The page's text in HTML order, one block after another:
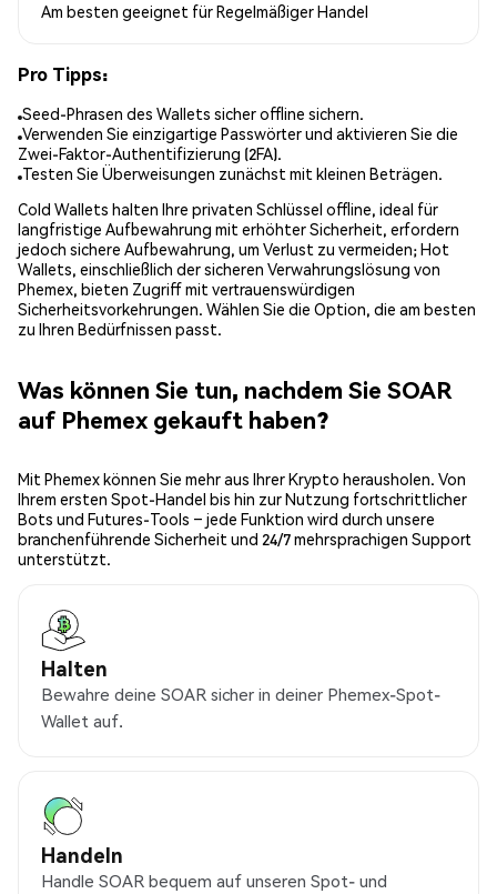
Am besten geeignet fürRegelmäßiger Handel
Pro Tipps:
Seed-Phrasen des Wallets sicher offline sichern.
Verwenden Sie einzigartige Passwörter und aktivieren Sie die
Zwei-Faktor-Authentifizierung (2FA).
Testen Sie Überweisungen zunächst mit kleinen Beträgen.
Cold Wallets halten Ihre privaten Schlüssel offline, ideal für
langfristige Aufbewahrung mit erhöhter Sicherheit, erfordern
jedoch sichere Aufbewahrung, um Verlust zu vermeiden; Hot
Wallets, einschließlich der sicheren Verwahrungslösung von
Phemex, bieten Zugriff mit vertrauenswürdigen
Sicherheitsvorkehrungen. Wählen Sie die Option, die am besten
zu Ihren Bedürfnissen passt.
Was können Sie tun, nachdem Sie SOAR
auf Phemex gekauft haben?
Mit Phemex können Sie mehr aus Ihrer Krypto herausholen. Von
Ihrem ersten Spot-Handel bis hin zur Nutzung fortschrittlicher
Bots und Futures-Tools – jede Funktion wird durch unsere
branchenführende Sicherheit und 24/7 mehrsprachigen Support
unterstützt.
Halten
Bewahre deine SOAR sicher in deiner Phemex-Spot-
Wallet auf.
Handeln
Handle SOAR bequem auf unseren Spot- und